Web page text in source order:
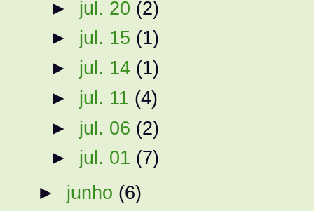
► jul. 20 (2)
► jul. 15 (1)
► jul. 14 (1)
► jul. 11 (4)
► jul. 06 (2)
► jul. 01 (7)
► junho (6)